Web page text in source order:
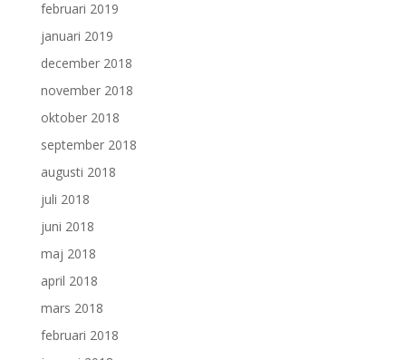
februari 2019
januari 2019
december 2018
november 2018
oktober 2018
september 2018
augusti 2018
juli 2018
juni 2018
maj 2018
april 2018
mars 2018
februari 2018